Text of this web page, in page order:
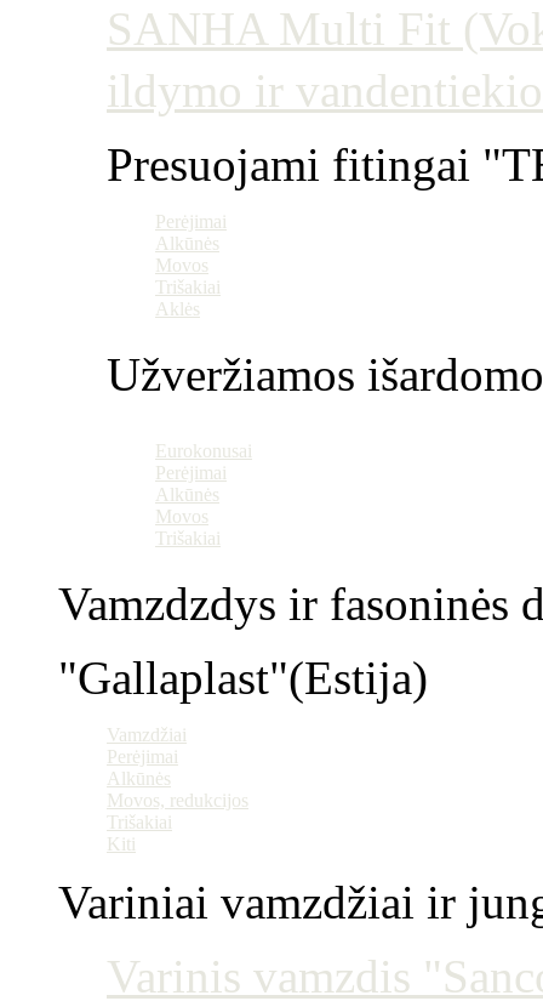
SANHA Multi Fit
ildymo ir
Presuojami fitingai
Perėjimai
Alkūnės
Movos
Trišakiai
Aklės
Užveržiamos
Eurokonusai
Perėjimai
Alkūnės
Movos
Trišakiai
Vamzdzdys ir fasoninės
"Gallaplast"(Estija)
Vamzdžiai
Perėjimai
Alkūnės
Movos, redukcijos
Trišakiai
Kiti
Variniai vamzdžiai ir
Varinis vamzdis